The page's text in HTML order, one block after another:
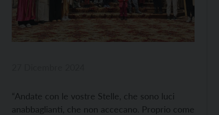
“Andate con le vostre Stelle, che sono luci
anabbaglianti, che non accecano. Proprio come